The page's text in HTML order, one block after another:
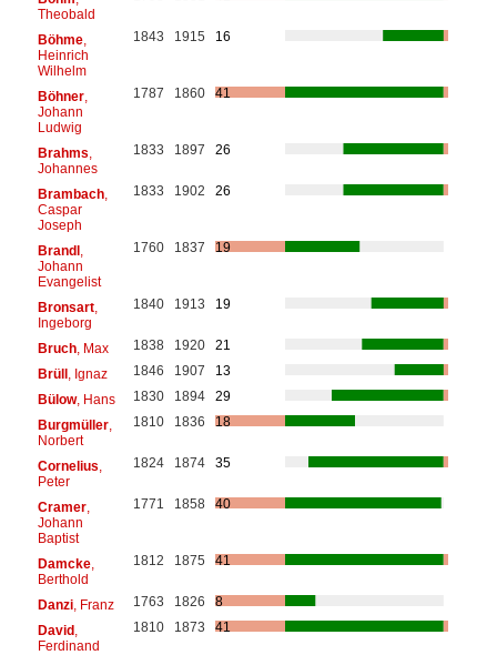
Theobald
Böhme,
Heinrich
Wilhelm
1843 1915 16
Böhner,
Johann
Ludwig
1787 1860 41
Brahms
Johannes
1833 1897 26
Brambach,
Caspar
Joseph
1833 1902 26
Brandl,
Johann
Evangelist
1760 1837 19
Bronsart,
Ingeborg
1840 1913 19
Bruch, Max 1838 1920
21
Brüll, Ignaz 1846 1907
13
Bülow, Hans 1830 1894
29
Burgmüller,
Norbert
1810 1836 18
Cornelius
Peter
1824 1874 35
Cramer,
Johann
Baptist
1771 1858 40
Damcke,
Berthold
1812 1875 41
Danzi, Franz 1763 1826
8
David,
Ferdinand
1810 1873 41